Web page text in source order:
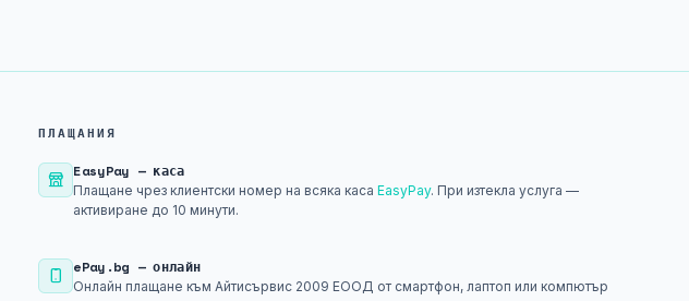
ПЛАЩАНИЯ
EasyPay — каса
Плащане чрез клиентски номер на всяка касаEasyPay. При изтекла услуга —
активиране до 10 минути.
ePay.bg — онлайн
Онлайн плащане към Айтисървис 2009 ЕООД от смартфон, лаптоп или компютър